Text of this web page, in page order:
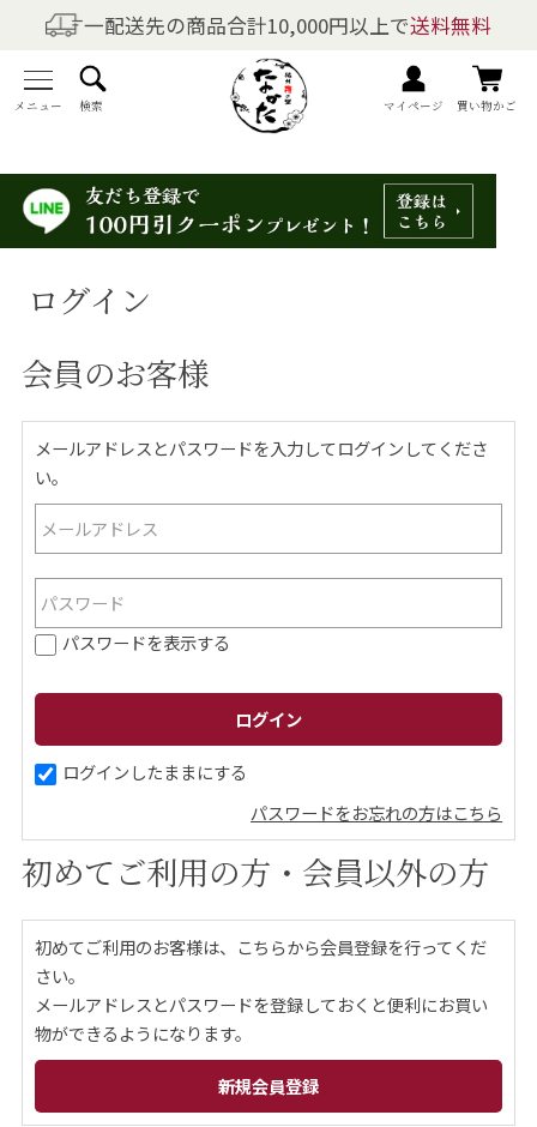
一配送先の商品合計10,000円以上で送料無料
メニュー 検索 マイページ 買い物かご
商品を探す
全商品一覧
梅干しの商品一覧
梅酒の商品一覧
梅製品・その他の商品一覧
メニュー
トップページ
マイページ
ご案内
ギフトサービス
について
お問い合わせ
0120-12-2486
【営業時間】8:30～17:30
休業日：日曜・祝日／土曜は不定休
お問い合わせフォームはこちら
ログイン
会員のお客様
メールアドレスとパスワードを入力してログインしてくださ
い。
パスワードを表示する
ログインしたままにする
パスワードをお忘れの方はこちら
初めてご利用の方・会員以外の方
初めてご利用のお客様は、こちらから会員登録を行ってくだ
さい。
メールアドレスとパスワードを登録しておくと便利にお買い
物ができるようになります。